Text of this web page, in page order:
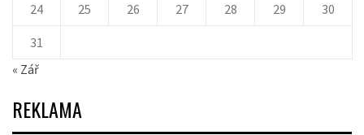
24 25 26 27 28 29 30
31
« Zář
REKLAMA